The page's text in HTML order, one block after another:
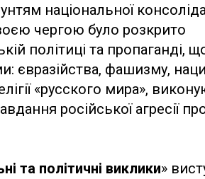
національної
чергою було розкрито
політиці та пропаганді,
євразійства, фашизму,
«русского мира»,
російської агресії
та політичні виклики»